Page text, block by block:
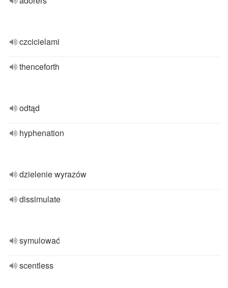
czcicielami
thenceforth
odtąd
hyphenation
dzielenie wyrazów
dissimulate
symulować
scentless